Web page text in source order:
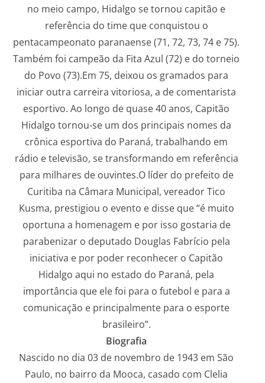
no meio campo, Hidalgo se tornou capitão e
referência do time que conquistou o
pentacampeonato paranaense (71, 72, 73, 74 e 75).
Também foi campeão da Fita Azul (72) e do torneio
do Povo (73).Em 75, deixou os gramados para
iniciar outra carreira vitoriosa, a de comentarista
esportivo. Ao longo de quase 40 anos, Capitão
Hidalgo tornou-se um dos principais nomes da
crônica esportiva do Paraná, trabalhando em
rádio e televisão, se transformando em referência
para milhares de ouvintes.O líder do prefeito de
Curitiba na Câmara Municipal, vereador Tico
Kusma, prestigiou o evento e disse que “é muito
oportuna a homenagem e por isso gostaria de
parabenizar o deputado Douglas Fabrício pela
iniciativa e por poder reconhecer o Capitão
Hidalgo aqui no estado do Paraná, pela
importância que ele foi para o futebol e para a
comunicação e principalmente para o esporte
brasileiro”.
Biografia
Nascido no dia 03 de novembro de 1943 em São
Paulo, no bairro da Mooca, casado com Clelia